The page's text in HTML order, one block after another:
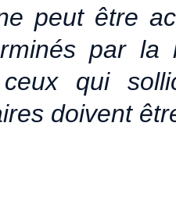
peut être
par la
qui
doivent